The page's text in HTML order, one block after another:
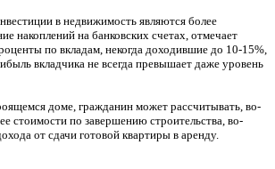
в недвижимость являются более
накоплений на банковских счетах, отмечает
по вкладам, некогда доходившие до 10-15%,
вкладчика не всегда превышает даже уровень
доме, гражданин может рассчитывать, во-
стоимости по завершению строительства, во-
от сдачи готовой квартиры в аренду.